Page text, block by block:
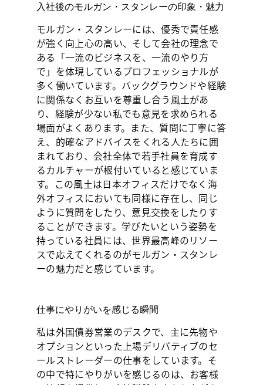
入社後のモルガン・スタンレーの印象・魅力
モルガン・スタンレーには、優秀で責任感
が強く向上心の高い、そして会社の理念で
ある「一流のビジネスを、一流のやり方
で」を体現しているプロフェッショナルが
多く働いています。バックグラウンドや経験
に関係なくお互いを尊重し合う風土があ
り、経験が少ない私でも意見を求められる
場面がよくあります。また、質問に丁寧に答
え、的確なアドバイスをくれる人たちに囲
まれており、会社全体で若手社員を育成す
るカルチャーが根付いていると感じていま
す。この風土は日本オフィスだけでなく海
外オフィスにおいても同様に存在し、同じ
ように質問をしたり、意見交換をしたりす
ることができます。学びたいという姿勢を
持っている社員には、世界最高峰のリソー
スで応えてくれるのがモルガン・スタンレ
ーの魅力だと感じています。
仕事にやりがいを感じる瞬間
私は外国債券営業のデスクで、主に先物や
オプションといった上場デリバティブのセ
ールストレーダーの仕事をしています。そ
の中で特にやりがいを感じるのは、お客様